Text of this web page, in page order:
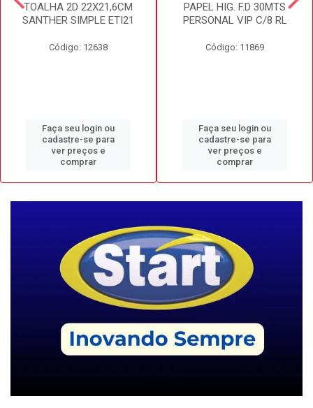
TOALHA 2D 22X21,6CM
SANTHER SIMPLE ETI21
Código: 12638
Faça seu login ou
cadastre-se para
ver preços e
comprar
PAPEL HIG. F.D 30MTS
PERSONAL VIP C/8 RL
Código: 11869
Faça seu login ou
cadastre-se para
ver preços e
comprar